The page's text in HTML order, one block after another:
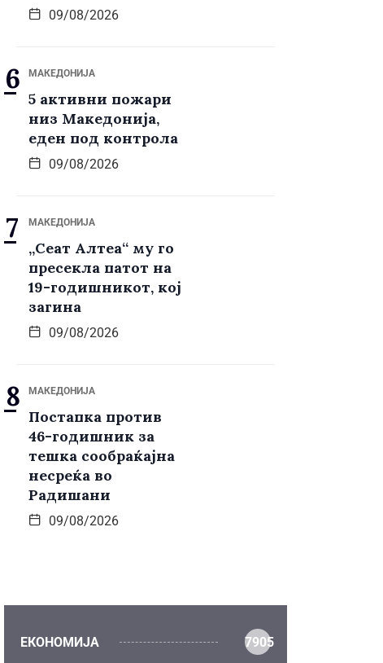
09/08/2026
МАКЕДОНИЈА
5 активни пожари
низ Македонија,
еден под контрола
09/08/2026
МАКЕДОНИЈА
„Сеат Алтеа“ му го
пресекла патот на
19-годишникот, кој
загина
09/08/2026
МАКЕДОНИЈА
Постапка против
46-годишник за
тешка сообраќајна
несреќа во
Радишани
09/08/2026
ЕКОНОМИЈА 7905